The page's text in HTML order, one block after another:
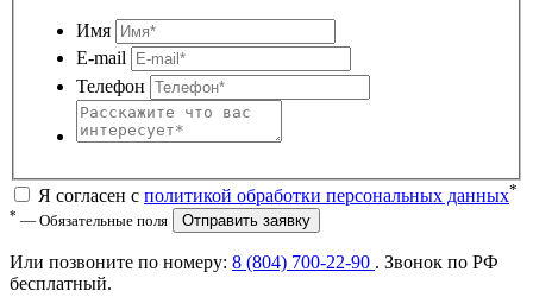
Имя
E-mail
Телефон
Я согласен с политикой обработки персональных данных*
* — Обязательные поля Отправить заявку
Или позвоните по номеру: 8 (804) 700-22-90 . Звонок по РФ
бесплатный.